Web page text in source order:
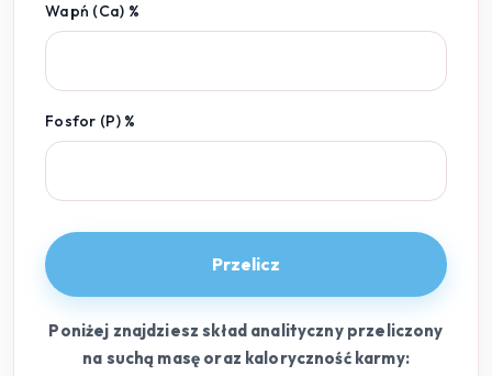
Wapń (Ca) %
Fosfor (P) %
Przelicz
Poniżej znajdziesz skład analityczny przeliczony
na suchą masę oraz kaloryczność karmy: